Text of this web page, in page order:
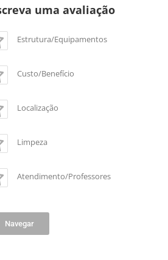
uma avaliação
Estrutura/Equipamentos
Custo/Benefício
Localização
Limpeza
Atendimento/Professores
Navegar